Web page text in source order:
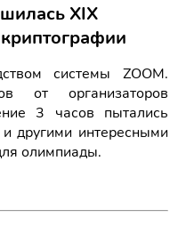
XIX
системы ZOOM.
от организаторов
3 часов пытались
другими интересными
олимпиады.